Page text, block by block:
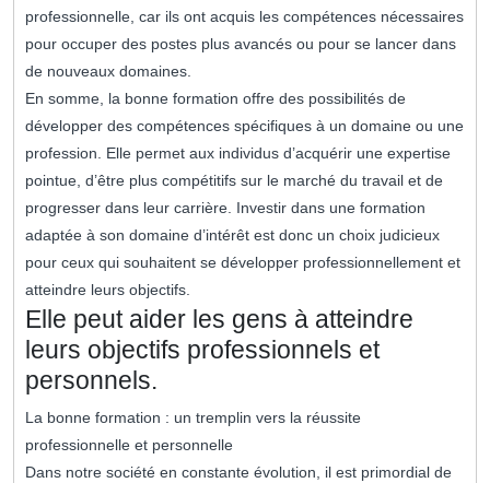
professionnelle, car ils ont acquis les compétences nécessaires
pour occuper des postes plus avancés ou pour se lancer dans
de nouveaux domaines.
En somme, la bonne formation offre des possibilités de
développer des compétences spécifiques à un domaine ou une
profession. Elle permet aux individus d’acquérir une expertise
pointue, d’être plus compétitifs sur le marché du travail et de
progresser dans leur carrière. Investir dans une formation
adaptée à son domaine d’intérêt est donc un choix judicieux
pour ceux qui souhaitent se développer professionnellement et
atteindre leurs objectifs.
Elle peut aider les gens à atteindre
leurs objectifs professionnels et
personnels.
La bonne formation : un tremplin vers la réussite
professionnelle et personnelle
Dans notre société en constante évolution, il est primordial de